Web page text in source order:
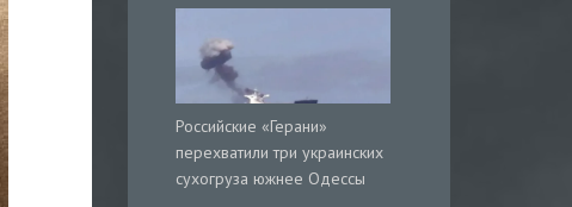
Российские «Герани»
перехватили три украинских
сухогруза южнее Одессы